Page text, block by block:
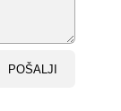
POŠALJI